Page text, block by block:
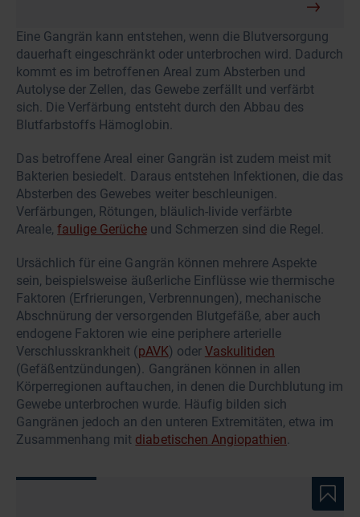
Eine Gangrän kann entstehen, wenn die Blutversorgung
dauerhaft eingeschränkt oder unterbrochen wird. Dadurch
kommt es im betroffenen Areal zum Absterben und
Autolyse der Zellen, das Gewebe zerfällt und verfärbt
sich. Die Verfärbung entsteht durch den Abbau des
Blutfarbstoffs Hämoglobin.
Das betroffene Areal einer Gangrän ist zudem meist mit
Bakterien besiedelt. Daraus entstehen Infektionen, die das
Absterben des Gewebes weiter beschleunigen.
Verfärbungen, Rötungen, bläulich-livide verfärbte
Areale,faulige Gerücheund Schmerzen sind die Regel.
Ursächlich für eine Gangrän können mehrere Aspekte
sein, beispielsweise äußerliche Einflüsse wie thermische
Faktoren (Erfrierungen, Verbrennungen), mechanische
Abschnürung der versorgenden Blutgefäße, aber auch
endogene Faktoren wie eine periphere arterielle
Verschlusskrankheit (pAVK) oder Vaskulitiden
(Gefäßentzündungen). Gangränen können in allen
Körperregionen auftauchen, in denen die Durchblutung im
Gewebe unterbrochen wurde. Häufig bilden sich
Gangränen jedoch an den unteren Extremitäten, etwa im
Zusammenhang mit diabetischen Angiopathien